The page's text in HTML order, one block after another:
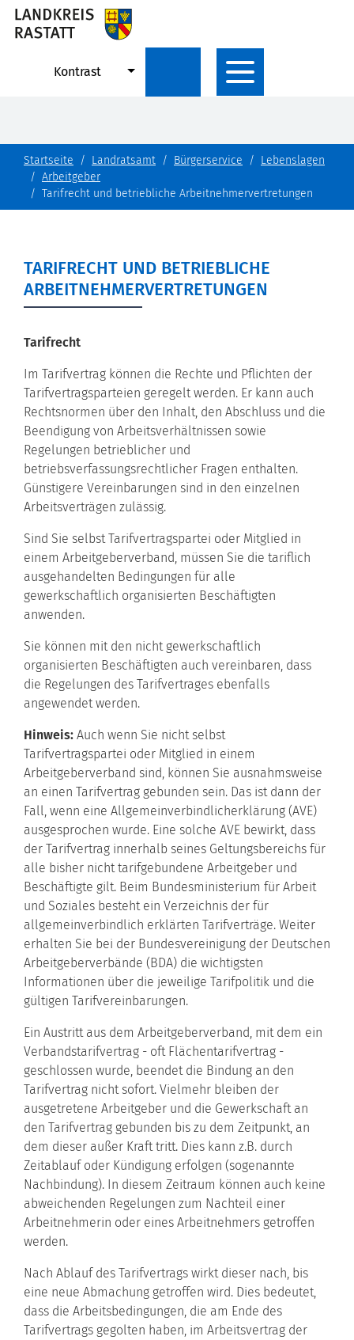
Kontrast
Startseite Landratsamt Bürgerservice
Lebenslagen
Arbeitgeber
Tarifrecht und betriebliche Arbeitnehmervertretungen
TARIFRECHT UND BETRIEBLICHE
ARBEITNEHMERVERTRETUNGEN
Tarifrecht
Im Tarifvertrag können die Rechte und Pflichten der
Tarifvertragsparteien geregelt werden. Er kann auch
Rechtsnormen über den Inhalt, den Abschluss und die
Beendigung von Arbeitsverhältnissen sowie
Regelungen betrieblicher und
betriebsverfassungsrechtlicher Fragen enthalten.
Günstigere Vereinbarungen sind in den einzelnen
Arbeitsverträgen zulässig.
Sind Sie selbst Tarifvertragspartei oder Mitglied in
einem Arbeitgeberverband, müssen Sie die tariflich
ausgehandelten Bedingungen für alle
gewerkschaftlich organisierten Beschäftigten
anwenden.
Sie können mit den nicht gewerkschaftlich
organisierten Beschäftigten auch vereinbaren, dass
die Regelungen des Tarifvertrages ebenfalls
angewendet werden.
Hinweis: Auch wenn Sie nicht selbst
Tarifvertragspartei oder Mitglied in einem
Arbeitgeberverband sind, können Sie ausnahmsweise
an einen Tarifvertrag gebunden sein. Das ist dann der
Fall, wenn eine Allgemeinverbindlicherklärung (AVE)
ausgesprochen wurde. Eine solche AVE bewirkt, dass
der Tarifvertrag innerhalb seines Geltungsbereichs für
alle bisher nicht tarifgebundene Arbeitgeber und
Beschäftigte gilt. Beim Bundesministerium für Arbeit
und Soziales besteht ein Verzeichnis der für
allgemeinverbindlich erklärten Tarifverträge. Weiter
erhalten Sie bei der Bundesvereinigung der Deutschen
Arbeitgeberverbände (BDA) die wichtigsten
Informationen über die jeweilige Tarifpolitik und die
gültigen Tarifvereinbarungen.
Ein Austritt aus dem Arbeitgeberverband, mit dem ein
Verbandstarifvertrag - oft Flächentarifvertrag -
geschlossen wurde, beendet die Bindung an den
Tarifvertrag nicht sofort. Vielmehr bleiben der
ausgetretene Arbeitgeber und die Gewerkschaft an
den Tarifvertrag gebunden bis zu dem Zeitpunkt, an
dem dieser außer Kraft tritt. Dies kann z.B. durch
Zeitablauf oder Kündigung erfolgen (sogenannte
Nachbindung). In diesem Zeitraum können auch keine
abweichenden Regelungen zum Nachteil einer
Arbeitnehmerin oder eines Arbeitnehmers getroffen
werden.
Nach Ablauf des Tarifvertrags wirkt dieser nach, bis
eine neue Abmachung getroffen wird. Dies bedeutet,
dass die Arbeitsbedingungen, die am Ende des
Tarifvertrags gegolten haben, im Arbeitsvertrag der